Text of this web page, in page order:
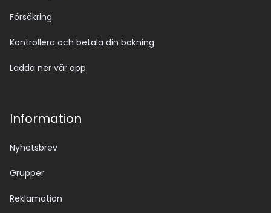
Försäkring
Kontrollera och betala din bokning
Ladda ner vår app
Information
Nyhetsbrev
Grupper
Reklamation